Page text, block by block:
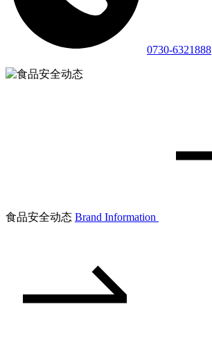
0730-6321888
食品安全动态 Brand Information